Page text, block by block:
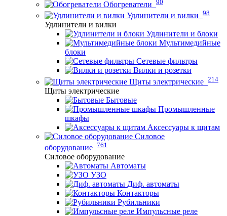
Обогреватели 90
Удлинители и вилки 98
Удлинители и вилки
Удлинители и блоки
Мультимедийные
блоки
Сетевые фильтры
Вилки и розетки
Щиты электрические 214
Щиты электрические
Бытовые
Промышленные
шкафы
Аксессуары к щитам
Силовое
оборудование 761
Силовое оборудование
Автоматы
УЗО
Диф. автоматы
Контакторы
Рубильники
Импульсные реле